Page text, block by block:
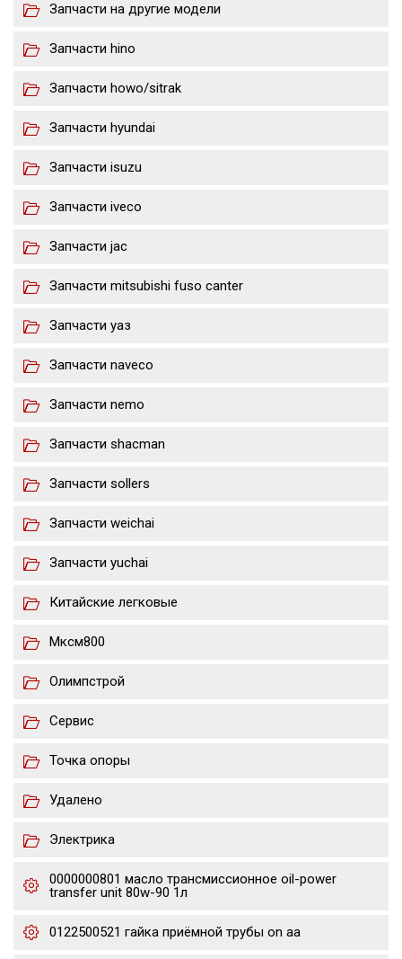
Запчасти на другие модели
Запчасти hino
Запчасти howo/sitrak
Запчасти hyundai
Запчасти isuzu
Запчасти iveco
Запчасти jac
Запчасти mitsubishi fuso canter
Запчасти уаз
Запчасти naveco
Запчасти nemo
Запчасти shacman
Запчасти sollers
Запчасти weichai
Запчасти yuchai
Китайские легковые
Мксм800
Олимпстрой
Сервис
Точка опоры
Удалено
Электрика
0000000801 масло трансмиссионное oil-power
transfer unit 80w-90 1л
0122500521 гайка приёмной трубы on aa